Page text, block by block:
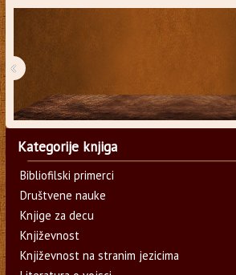
‹
Kategorije knjiga
Bibliofilski primerci
Društvene nauke
Knjige za decu
Književnost
Književnost na stranim jezicima